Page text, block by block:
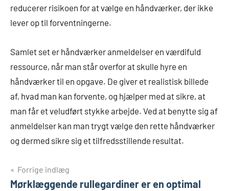
reducerer risikoen for at vælge en håndværker, der ikke
lever op til forventningerne.
Samlet set er håndværker anmeldelser en værdifuld
ressource, når man står overfor at skulle hyre en
håndværker til en opgave. De giver et realistisk billede
af, hvad man kan forvente, og hjælper med at sikre, at
man får et veludført stykke arbejde. Ved at benytte sig af
anmeldelser kan man trygt vælge den rette håndværker
og dermed sikre sig et tilfredsstillende resultat.
Indlægsnavigation
Forrige indlæg
Mørklæggende rullegardiner er en optimal